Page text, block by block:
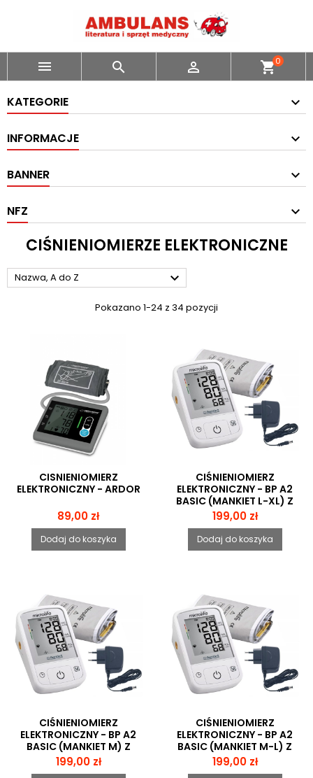
   shopping_cart0
KATEGORIE
INFORMACJE
BANNER
NFZ
CIŚNIENIOMIERZE ELEKTRONICZNE
Nazwa, A do Z 
Pokazano 1-24 z 34 pozycji
CISNIENIOMIERZ
ELEKTRONICZNY - ARDOR
Cena
89,00 zł
Dodaj do koszyka
CIŚNIENIOMIERZ
ELEKTRONICZNY - BP A2
BASIC (MANKIET L-XL) Z
ZASILACZEM
Cena
199,00 zł
Dodaj do koszyka
CIŚNIENIOMIERZ
ELEKTRONICZNY - BP A2
BASIC (MANKIET M) Z
ZASILACZEM
Cena
199,00 zł
CIŚNIENIOMIERZ
ELEKTRONICZNY - BP A2
BASIC (MANKIET M-L) Z
ZASILACZEM
Cena
199,00 zł